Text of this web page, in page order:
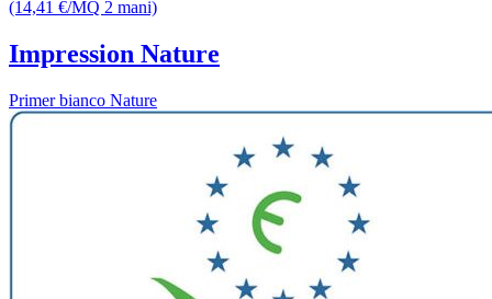
(14,41 €/MQ 2 mani)
Impression Nature
Primer bianco Nature